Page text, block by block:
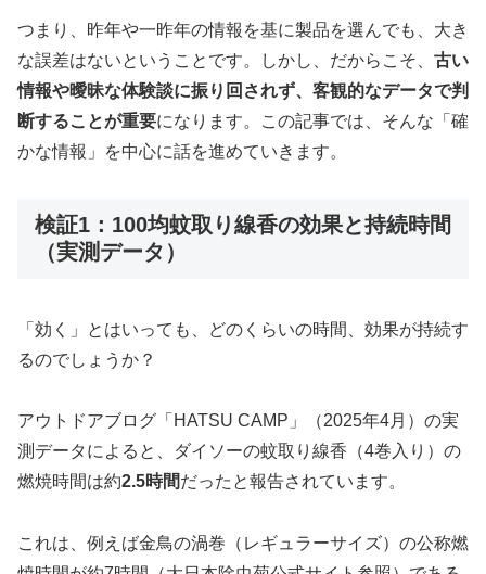
つまり、昨年や一昨年の情報を基に製品を選んでも、大き
な誤差はないということです。しかし、だからこそ、 古い
情報や曖昧な体験談に振り回されず、客観的なデータで判
断することが重要になります。この記事では、そんな「確
かな情報」を中心に話を進めていきます。
検証1：100均蚊取り線香の効果と持続時間
（実測データ）
「効く」とはいっても、どのくらいの時間、効果が持続す
るのでしょうか？
アウトドアブログ「HATSU CAMP」（2025年4月）の実
測データによると、ダイソーの蚊取り線香（4巻入り）の
燃焼時間は約2.5時間だったと報告されています。
これは、例えば金鳥の渦巻（レギュラーサイズ）の公称燃